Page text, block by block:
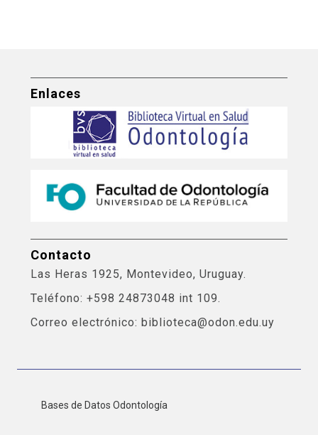
Enlaces
Contacto
Las Heras 1925, Montevideo, Uruguay.
Teléfono: +598 24873048 int 109.
Correo electrónico: biblioteca@odon.edu.uy
Bases de Datos Odontología